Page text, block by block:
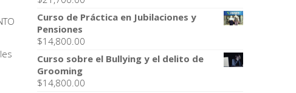
Curso de Práctica en Jubilaciones y
Pensiones
$14,800.00
Curso sobre el Bullying y el delito de
Grooming
$14,800.00